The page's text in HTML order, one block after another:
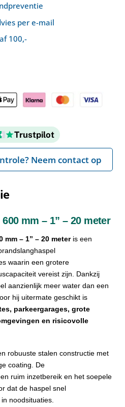
per e-mail
100,-
Trustpilot
Neem contact op
mm – 1” – 20 meter
mm – 1” – 20 meteris een
waarin een grotere
vereist zijn. Dankzij
aanzienlijk meer water dan een
hij uitermate geschikt is
parkeergarages, grote
en risicovolle
robuuste stalen constructie met
coating. De
ruim inzetbereik en het soepele
dat de haspel snel
noodsituaties.